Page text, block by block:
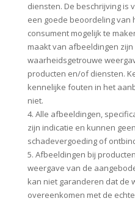
diensten. De beschrijving is
een goede beoordeling van
consument mogelijk te
maakt van afbeeldingen
waarheidsgetrouwe
producten en/of diensten.
kennelijke fouten in het
niet.
4. Alle afbeeldingen,
zijn indicatie en kunnen
schadevergoeding of
5. Afbeeldingen bij
weergave van de
kan niet garanderen dat de
overeenkomen met de